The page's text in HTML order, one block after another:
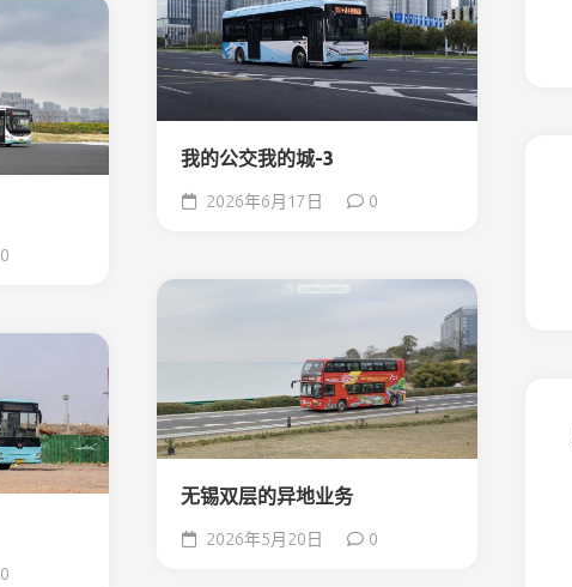
我的公交我的城-3
2026年6月17日 0
0
无锡双层的异地业务
2026年5月20日 0
0